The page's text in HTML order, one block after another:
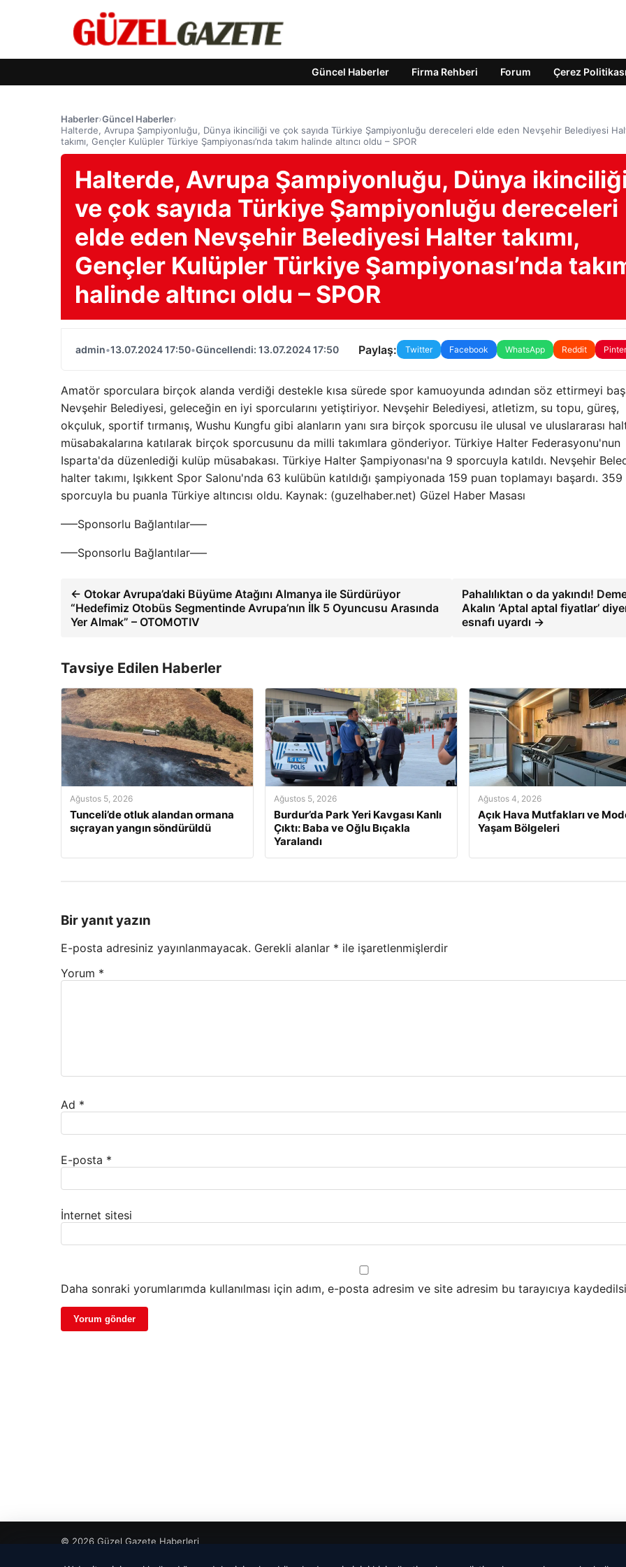
Güncel Haberler Firma Rehberi Forum Çerez Politikası
Haberler›Güncel Haberler›
Halterde, Avrupa Şampiyonluğu, Dünya ikinciliği ve çok sayıda Türkiye Şampiyonluğu dereceleri elde eden Nevşehir Belediyesi
takımı, Gençler Kulüpler Türkiye Şampiyonası’nda takım halinde altıncı oldu – SPOR
Halterde, Avrupa Şampiyonluğu, Dünya
ve çok sayıda Türkiye Şampiyonluğu dereceleri
elde eden Nevşehir Belediyesi Halter takımı,
Gençler Kulüpler Türkiye Şampiyonası’nda
halinde altıncı oldu – SPOR
admin•13.07.2024 17:50•Güncellendi: 13.07.2024 17:50 Paylaş: Twitter Facebook WhatsApp Reddit
Amatör sporculara birçok alanda verdiği destekle kısa sürede spor kamuoyunda adından söz ettirmeyi
Nevşehir Belediyesi, geleceğin en iyi sporcularını yetiştiriyor. Nevşehir Belediyesi, atletizm, su topu, güreş,
okçuluk, sportif tırmanış, Wushu Kungfu gibi alanların yanı sıra birçok sporcusu ile ulusal ve uluslararası
müsabakalarına katılarak birçok sporcusunu da milli takımlara gönderiyor. Türkiye Halter Federasyonu'nun
Isparta'da düzenlediği kulüp müsabakası. Türkiye Halter Şampiyonası'na 9 sporcuyla katıldı. Nevşehir
halter takımı, Işıkkent Spor Salonu'nda 63 kulübün katıldığı şampiyonada 159 puan toplamayı başardı. 359
sporcuyla bu puanla Türkiye altıncısı oldu. Kaynak: (guzelhaber.net) Güzel Haber Masası
—–Sponsorlu Bağlantılar—–
—–Sponsorlu Bağlantılar—–
← Otokar Avrupa’daki Büyüme Atağını Almanya ile Sürdürüyor
“Hedefimiz Otobüs Segmentinde Avrupa’nın İlk 5 Oyuncusu Arasında
Yer Almak” – OTOMOTIV
Pahalılıktan o da yakındı!
Akalın ‘Aptal aptal fiyatlar’
esnafı uyardı →
Tavsiye Edilen Haberler
Ağustos 5, 2026
Tunceli’de otluk alandan ormana
sıçrayan yangın söndürüldü
Ağustos 5, 2026
Burdur’da Park Yeri Kavgası Kanlı
Çıktı: Baba ve Oğlu Bıçakla
Yaralandı
Ağustos 4, 2026
Açık Hava Mutfakları ve
Yaşam Bölgeleri
Bir yanıt yazın
E-posta adresiniz yayınlanmayacak. Gerekli alanlar * ile işaretlenmişlerdir
Yorum *
Ad *
E-posta *
İnternet sitesi
Daha sonraki yorumlarımda kullanılması için adım, e-posta adresim ve site adresim bu tarayıcıya
© 2026 Güzel Gazete Haberleri